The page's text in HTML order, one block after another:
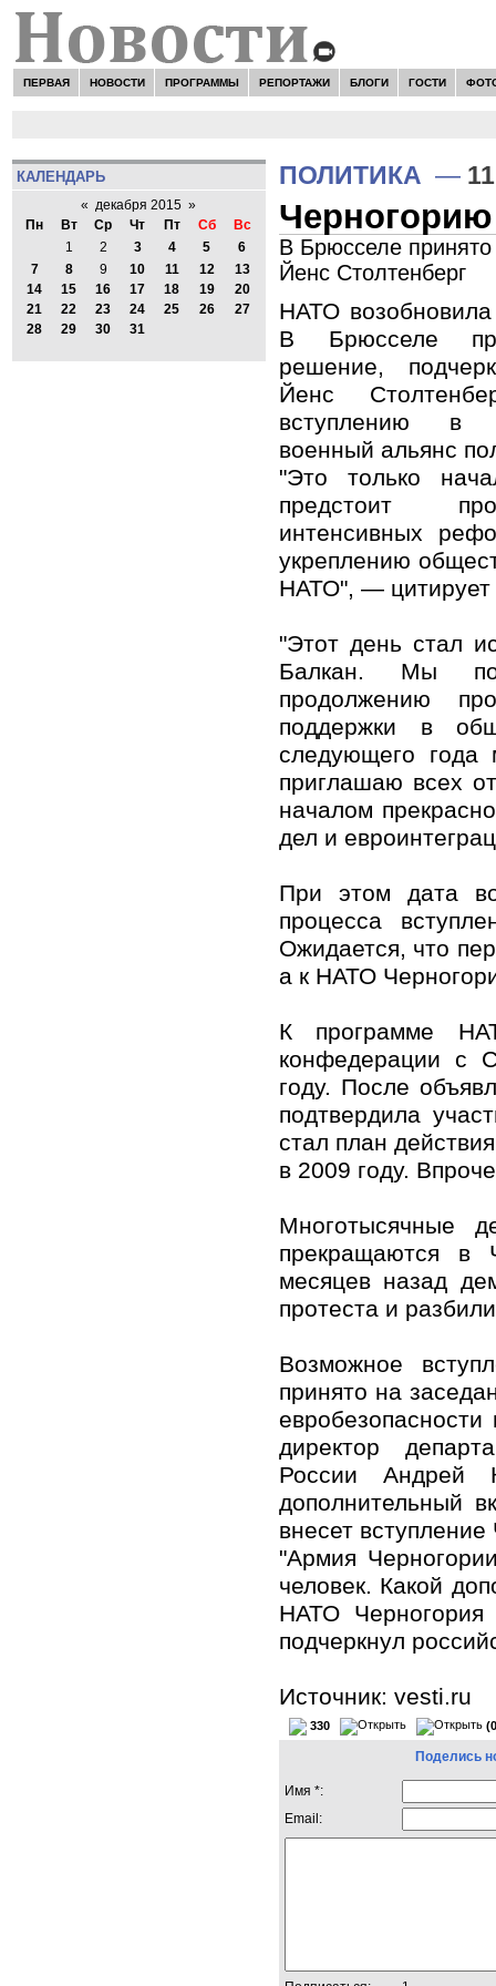
ПЕРВАЯ НОВОСТИ ПРОГРАММЫ РЕПОРТАЖИ БЛОГИ ГОСТИ
КАЛЕНДАРЬ
« декабря 2015 »
Пн
Вт Ср Чт Пт Сб
Вс
1
2 3 4 5
6
7
8 9 10 11 12
13
14
15 16 17 18 19
20
21
22 23 24 25 26
27
28
29 30 31
ПОЛИТИКА —
В Брюсселе принято
Йенс Столтенберг
НАТО
В Брюсселе
решение,
Йенс
вступлению в
военный альянс
"Это только
предстоит
интенсивных
укреплению
НАТО", —
"Этот день стал
Балкан. Мы
продолжению
поддержки в
следующего года
приглашаю всех
началом
дел и
При этом дата
процесса
Ожидается, что
а к НАТО
К программе
конфедерации с
году. После
подтвердила
стал план
в 2009 году.
Многотысячные
прекращаются в
месяцев назад
протеста и
Возможное
принято на
директор
России Андрей
дополнительный
внесет
"Армия
человек. Какой
НАТО Черногория
подчеркнул
Источник: vesti.ru
330
Поделись
Имя *:
Email: